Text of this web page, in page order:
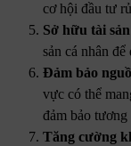
cơ hội đầu tư
Sở hữu tài
sản cá nhân
Đảm bảo
vực có thể
đảm bảo
Tăng cường